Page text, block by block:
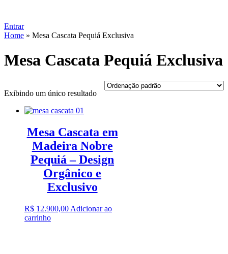
Entrar
Home » Mesa Cascata Pequiá Exclusiva
Mesa Cascata Pequiá Exclusiva
Exibindo um único resultado
Mesa Cascata em
Madeira Nobre
Pequiá – Design
Orgânico e
Exclusivo
R$ 12.900,00 Adicionar ao
carrinho